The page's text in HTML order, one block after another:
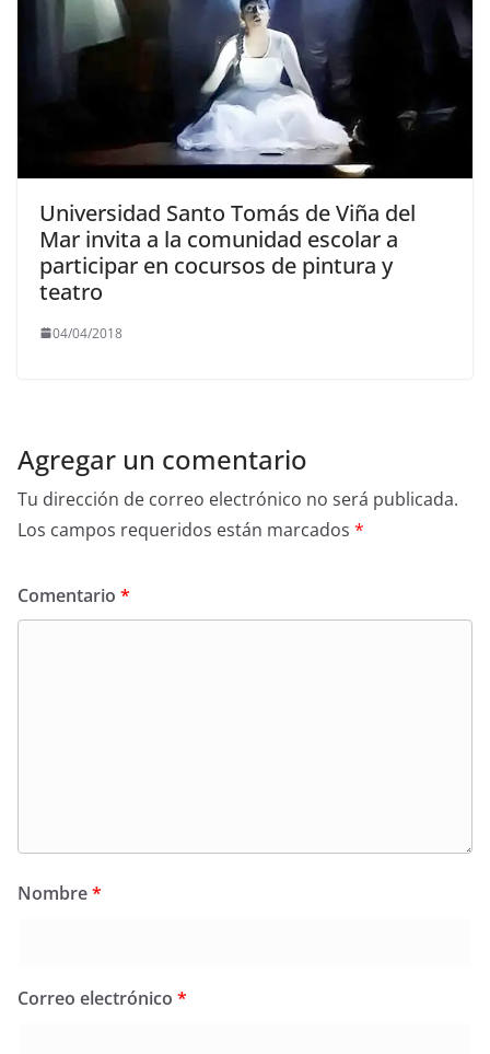
Universidad Santo Tomás de Viña del
Mar invita a la comunidad escolar a
participar en cocursos de pintura y
teatro
04/04/2018
Agregar un comentario
Tu dirección de correo electrónico no será publicada.
Los campos requeridos están marcados *
Comentario *
Nombre*
Correo electrónico *